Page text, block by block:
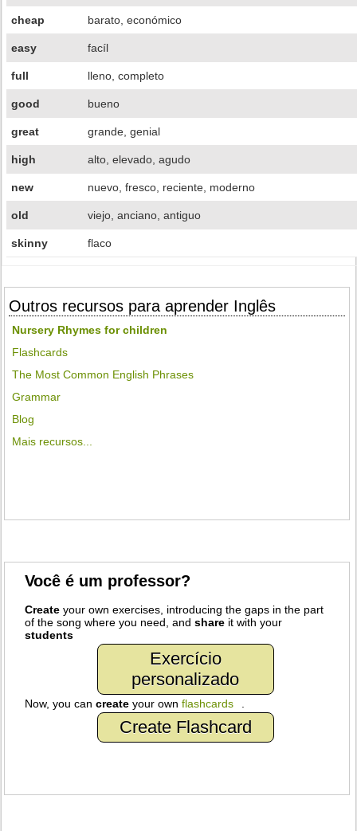
cheap barato, económico
easy facíl
full lleno, completo
good bueno
great grande, genial
high alto, elevado, agudo
new nuevo, fresco, reciente, moderno
old viejo, anciano, antiguo
skinny flaco
Outros recursos para aprender Inglês
Nursery Rhymes for children
Flashcards
The Most Common English Phrases
Grammar
Blog
Mais recursos...
Você é um professor?
Create your own exercises, introducing the gaps in the part
of the song where you need, andshare it with your
students
Exercício
personalizado
Now, you cancreate your ownflashcards
Create Flashcard